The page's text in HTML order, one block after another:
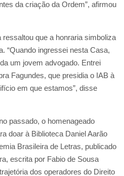
da criação da Ordem”, afirmou
que a honraria simboliza
“Quando ingressei nesta Casa,
um jovem advogado. Entrei
Fagundes, que presidia o IAB à
em que estamos”, disse
passado, o homenageado
doar à Biblioteca Daniel Aarão
Brasileira de Letras, publicado
escrita por Fabio de Sousa
dos operadores do Direito